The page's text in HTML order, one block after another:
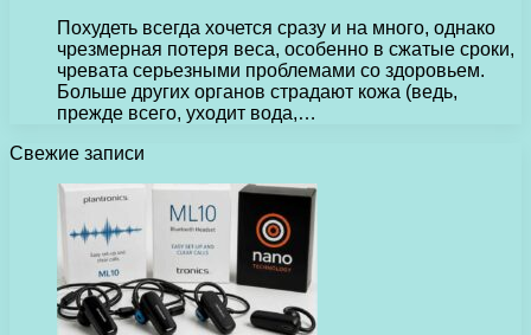
Похудеть всегда хочется сразу и на много, однако
чрезмерная потеря веса, особенно в сжатые сроки,
чревата серьезными проблемами со здоровьем.
Больше других органов страдают кожа (ведь,
прежде всего, уходит вода,…
Свежие записи